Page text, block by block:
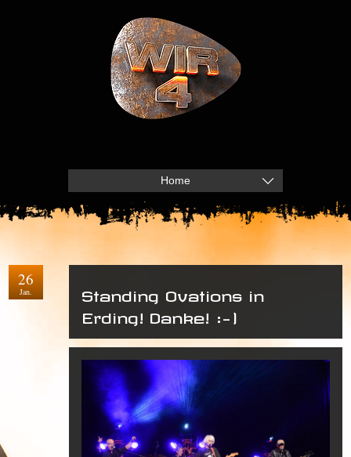
Home
26
Jan.
Standing Ovations in
Erding! Danke! :-)